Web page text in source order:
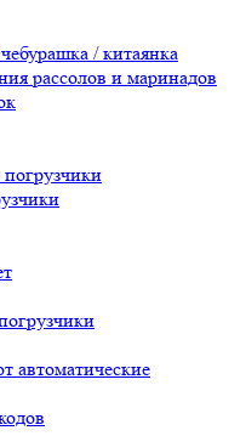
/ китаянка
рассолов и маринадов
автоматические